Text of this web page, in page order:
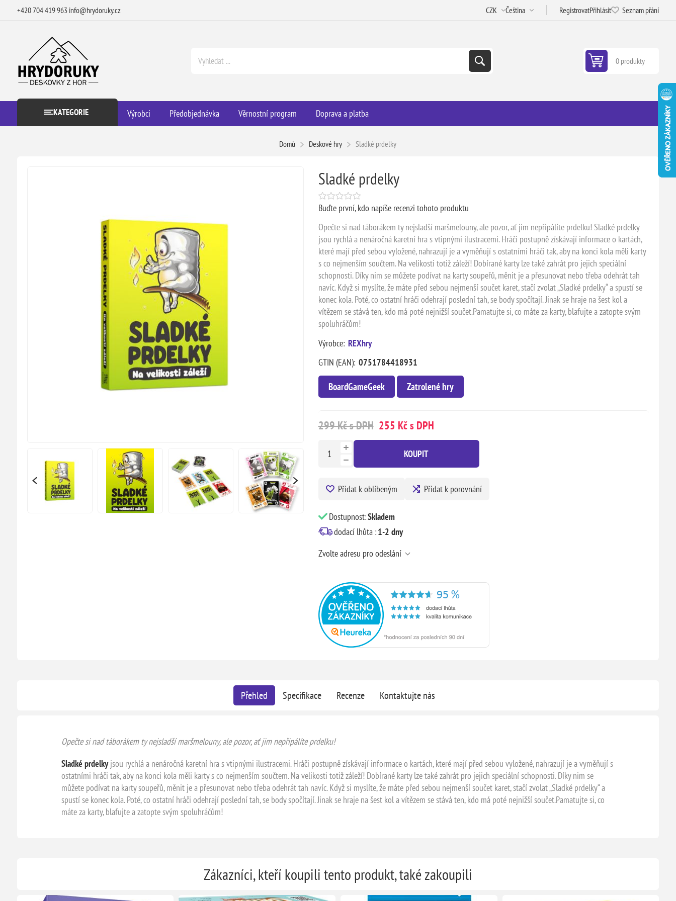
+420 704 419 963 info@hrydoruky.cz RegistrovatPřihlásit Seznam přání
0 produkty
KATEGORIE Výrobci Předobjednávka Věrnostní program Doprava a platba
Domů Deskové hry Sladké prdelky
Sladké prdelky
Buďte první, kdo napíše recenzi tohoto produktu
Opečte si nad táborákem ty nejsladší maršmelouny, ale pozor, ať jim nepřipálíte prdelku! Sladké prdelky
jsou rychlá a nenáročná karetní hra s vtipnými ilustracemi. Hráči postupně získávají informace o kartách,
které mají před sebou vyložené, nahrazují je a vyměňují s ostatními hráči tak, aby na konci kola měli karty
s co nejmenším součtem. Na velikosti totiž záleží! Dobírané karty lze také zahrát pro jejich speciální
schopnosti. Díky nim se můžete podívat na karty soupeřů, měnit je a přesunovat nebo třeba odehrát tah
navíc. Když si myslíte, že máte před sebou nejmenší součet karet, stačí zvolat „Sladké prdelky“ a spustí se
konec kola. Poté, co ostatní hráči odehrají poslední tah, se body spočítají. Jinak se hraje na šest kol a
vítězem se stává ten, kdo má poté nejnižší součet.Pamatujte si, co máte za karty, blafujte a zatopte svým
spoluhráčům!
Výrobce: REXhry
GTIN (EAN): 0751784418931
BoardGameGeek Zatrolené hry
299 Kč s DPH 255 Kč s DPH
KOUPIT
Přidat k oblíbeným Přidat k porovnání
Dostupnost:Skladem
dodací lhůta :1-2 dny
Zvolte adresu pro odeslání
Přehled Specifikace Recenze Kontaktujte nás
Opečte si nad táborákem ty nejsladší maršmelouny, ale pozor, ať jim nepřipálíte prdelku!
Sladké prdelkyjsou rychlá a nenáročná karetní hra s vtipnými ilustracemi. Hráči postupně získávají informace o kartách, které mají před sebou vyložené, nahrazují je a vyměňují s
ostatními hráči tak, aby na konci kola měli karty s co nejmenším součtem. Na velikosti totiž záleží! Dobírané karty lze také zahrát pro jejich speciální schopnosti. Díky nim se
můžete podívat na karty soupeřů, měnit je a přesunovat nebo třeba odehrát tah navíc. Když si myslíte, že máte před sebou nejmenší součet karet, stačí zvolat „Sladké prdelky“ a
spustí se konec kola. Poté, co ostatní hráči odehrají poslední tah, se body spočítají. Jinak se hraje na šest kol a vítězem se stává ten, kdo má poté nejnižší součet.Pamatujte si, co
máte za karty, blafujte a zatopte svým spoluhráčům!
Zákazníci, kteří koupili tento produkt, také zakoupili